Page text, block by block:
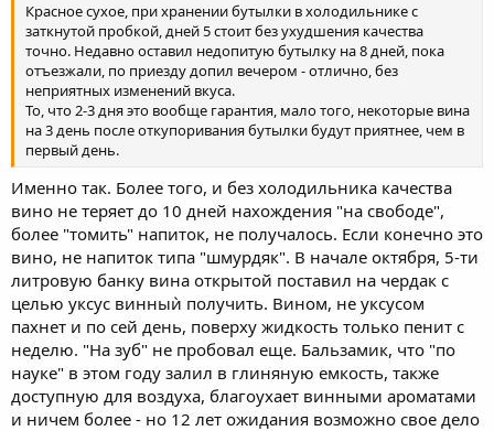
Красное сухое, при хранении бутылки в холодильнике с
заткнутой пробкой, дней 5 стоит без ухудшения качества
точно. Недавно оставил недопитую бутылку на 8 дней, пока
отъезжали, по приезду допил вечером - отлично, без
неприятных изменений вкуса.
То, что 2-3 дня это вообще гарантия, мало того, некоторые вина
на 3 день после откупоривания бутылки будут приятнее, чем в
первый день.
Именно так. Более того, и без холодильника качества
вино не теряет до 10 дней нахождения "на свободе",
более "томить" напиток, не получалось. Если конечно это
вино, не напиток типа "шмурдяк". В начале октября, 5-ти
литровую банку вина открытой поставил на чердак с
целью уксус винныѝ получить. Вином, не уксусом
пахнет и по сей день, поверху жидкость только пенит с
неделю. "На зуб" не пробовал еще. Бальзамик, что "по
науке" в этом году залил в глиняную емкость, также
доступную для воздуха, благоухает винными ароматами
и ничем более - но 12 лет ожидания возможно свое дело